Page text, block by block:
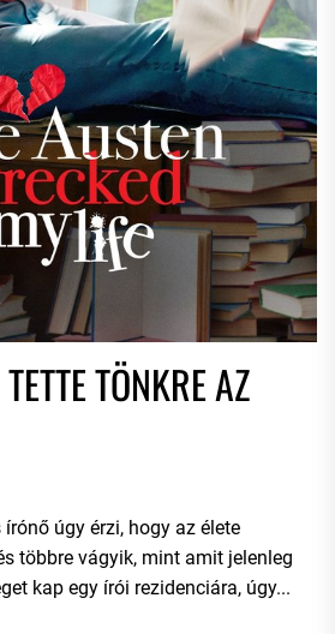
TÖNKRE AZ
úgy érzi, hogy az élete
többre vágyik, mint amit jelenleg
kap egy írói rezidenciára, úgy...